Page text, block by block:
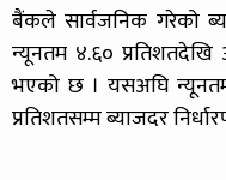
बैंकले सार्वजनिक गरेको
न्यूनतम ४.६० प्रतिशतदेखि
भएको छ । यसअघि
प्रतिशतसम्म ब्याजदर